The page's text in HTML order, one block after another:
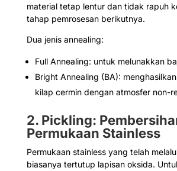
material tetap lentur dan tidak rapuh
tahap pemrosesan berikutnya.
Dua jenis annealing:
Full Annealing: untuk melunakkan
Bright Annealing (BA):
kilap cermin dengan atmosfer non-
2. Pickling:
Permukaan Stainless
Permukaan stainless yang telah
biasanya tertutup lapisan oksida.